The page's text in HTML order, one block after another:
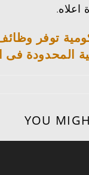
اعلاه.
توفر
المحدودة فى
YOU